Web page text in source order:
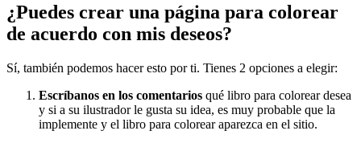
Nezaradené
Sin categorizar
¿Puedes crear una página para colorear
de acuerdo con mis deseos?
Sí, también podemos hacer esto por ti. Tienes 2 opciones a elegir:
Escríbanos en los comentarios qué libro para colorear desea
y si a su ilustrador le gusta su idea, es muy probable que la
implemente y el libro para colorear aparezca en el sitio.